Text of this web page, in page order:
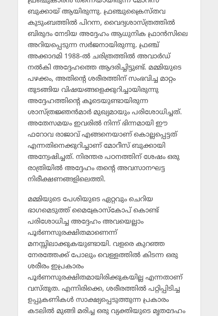
ബുക്കായ് ആയിരുന്നു. ഫ്രഞ്ചുക്രൈസ്തവ
കുടുംബത്തില്‍ പിറന്ന, വൈദ്യശാസ്ത്രത്തില്‍
ബിരുദം നേടിയ അദ്ദേഹം ആധുനിക ഫ്രാന്‍സിലെ
അറിയപ്പെടുന്ന സര്‍ജനായിരുന്നു. ഫ്രഞ്ച്
അക്കാദമി 1988-ല്‍ ചരിത്രത്തില്‍ അവാര്‍ഡ്
നല്‍കി അദ്ദേഹത്തെ ആദരിച്ചിട്ടുണ്ട്. മമ്മിയുടെ
പഴക്കം, അതിന്റെ ശരീരത്തിന് സംഭവിച്ച മാറ്റം
തുടങ്ങിയ വിഷയങ്ങളെക്കുറിച്ചായിരുന്നു
അദ്ദേഹത്തിന്റെ കൂടെയുണ്ടായിരുന്ന
ശാസ്ത്രജ്ഞന്‍മാര്‍ മുഖ്യമായും പരിശോധിച്ചത്.
അതേസമയം ഇവരില്‍ നിന്ന് ഭിന്നമായി ഈ
ഫറോവ രാജാവ് എങ്ങനെയാണ് കൊല്ലപ്പെട്ടത്
എന്നതിനെക്കുറിച്ചാണ് മോറീസ് ബുക്കായി
അന്വേഷിച്ചത്. നിരന്തര പഠനത്തിന് ശേഷം ഒരു
രാത്രിയില്‍ അദ്ദേഹം തന്റെ അവസാനഘട്ട
നിരീക്ഷണങ്ങളിലെത്തി.
മമ്മിയുടെ പേശിയുടെ ഏറ്റവും ചെറിയ
ഭാഗമെടുത്ത് മൈക്രോസ്‌കോപ് കൊണ്ട്
പരിശോധിച്ച അദ്ദേഹം അവയെല്ലാം
പൂര്‍ണസുരക്ഷിതമാണെന്ന്
മനസ്സിലാക്കുകയുണ്ടായി. വളരെ കുറഞ്ഞ
നേരത്തേക്ക് പോലും വെള്ളത്തില്‍ കിടന്ന ഒരു
ശരീരം ഇപ്രകാരം
പൂര്‍ണസുരക്ഷിതമായിരിക്കുകയില്ല എന്നതാണ്
വസ്തുത. എന്നിരിക്കെ, ശരീരത്തില്‍ പറ്റിപ്പിടിച്ച
ഉപ്പുകണികള്‍ സാക്ഷ്യപ്പെടുത്തുന്ന പ്രകാരം
കടലില്‍ മുങ്ങി മരിച്ച ഒരു വ്യക്തിയുടെ മൃതദേഹം